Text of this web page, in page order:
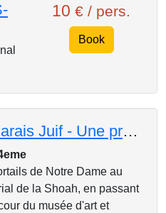
10 € / pers.
Book
Le Marais Juif - Une promenade dans l'histoire
de Notre Dame au
de la Shoah, en passant
du musée d'art et